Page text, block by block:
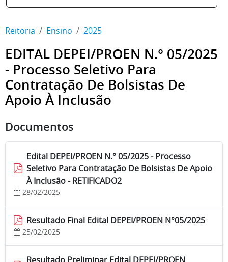
Reitoria Ensino 2025
EDITAL DEPEI/PROEN N.° 05/2025
- Processo Seletivo Para
Contratação De Bolsistas De
Apoio À Inclusão
Documentos
Edital DEPEI/PROEN N.° 05/2025 - Processo
Seletivo Para Contratação De Bolsistas De Apoio
À Inclusão - RETIFICADO2
28/02/2025
Resultado Final Edital DEPEI/PROEN N°05/2025
25/02/2025